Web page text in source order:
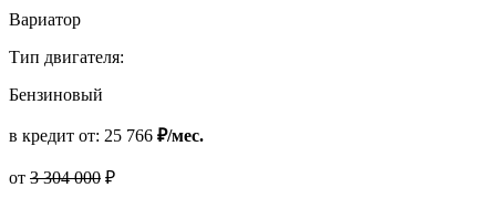
Вариатор
Тип двигателя:
Бензиновый
в кредит от: 25 766 ₽/мес.
от 3 304 000 ₽